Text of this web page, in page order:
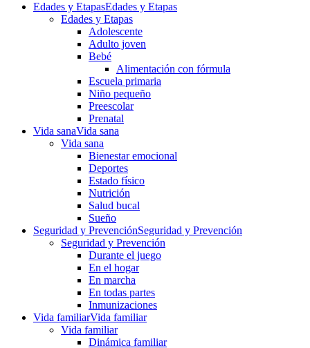
Edades y EtapasEdades y Etapas
Edades y Etapas
Adolescente
Adulto joven
Bebé
Alimentación con fórmula
Escuela primaria
Niño pequeño
Preescolar
Prenatal
Vida sanaVida sana
Vida sana
Bienestar emocional
Deportes
Estado físico
Nutrición
Salud bucal
Sueño
Seguridad y PrevenciónSeguridad y Prevención
Seguridad y Prevención
Durante el juego
En el hogar
En marcha
En todas partes
Inmunizaciones
Vida familiarVida familiar
Vida familiar
Dinámica familiar